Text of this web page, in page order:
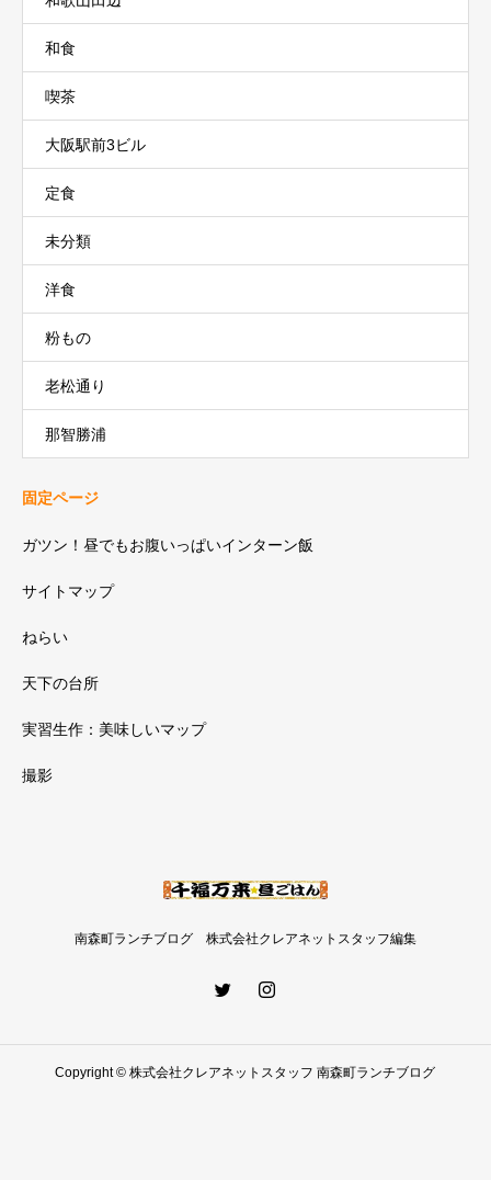
和食
喫茶
大阪駅前3ビル
定食
未分類
洋食
粉もの
老松通り
那智勝浦
固定ページ
ガツン！昼でもお腹いっぱいインターン飯
サイトマップ
ねらい
天下の台所
実習生作：美味しいマップ
撮影
南森町ランチブログ 株式会社クレアネットスタッフ編集
Copyright © 株式会社クレアネットスタッフ 南森町ランチブログ